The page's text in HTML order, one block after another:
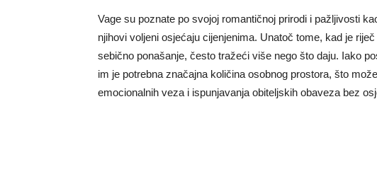
Vage su poznate po svojoj romantičnoj prirodi i pažljivosti
njihovi voljeni osjećaju cijenjenima. Unatoč tome, kad je
sebično ponašanje, često tražeći više nego što daju. Iako
im je potrebna značajna količina osobnog prostora, što
emocionalnih veza i ispunjavanja obiteljskih obaveza bez